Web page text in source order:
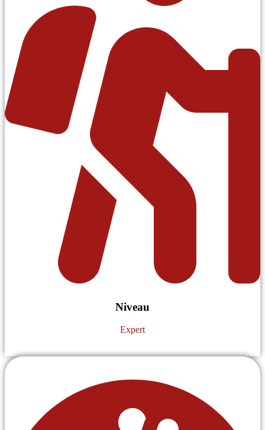
Niveau
Expert